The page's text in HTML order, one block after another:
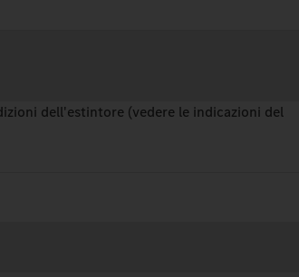
dell'estintore (vedere le indicazioni del